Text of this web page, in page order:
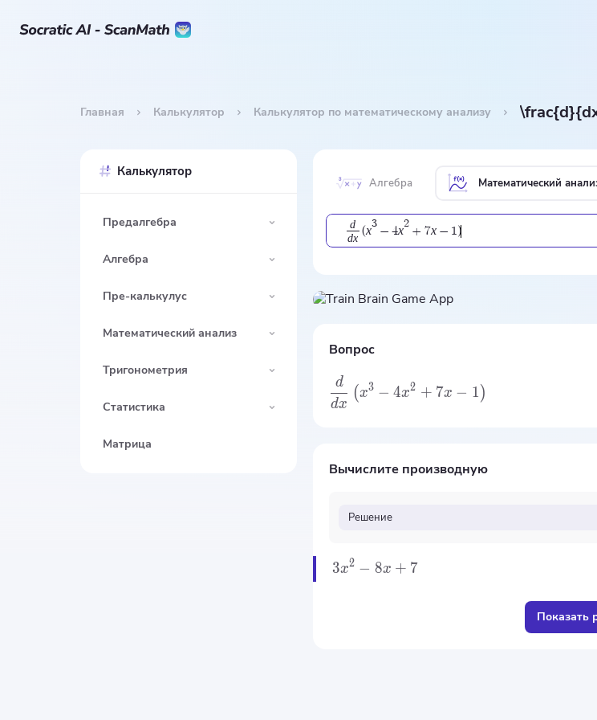
Главная Калькулятор Калькулятор по математическому анализу
Калькулятор
Предалгебра
Алгебра
Пре-калькулус
Математический анализ
Тригонометрия
Статистика
Матрица
Алгебра Математический
d
dx
(x
3
− 4x
2
+ 7x − 1)
Вопрос
dx
d
(x3 − 4x2 + 7x − 1)
Вычислите производную
Решение
3x2 − 8x + 7
Показать